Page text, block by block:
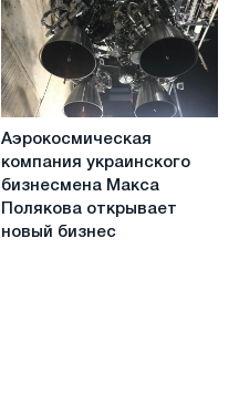
ракет
на
15
миллионов
долларов
Аэрокосмическая
компания
украинского
бизнесмена
Макса
Аэрокосмическая
компания украинского
бизнесмена Макса
Полякова открывает
новый бизнес